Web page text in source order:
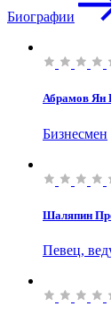
Биографии
Абрамов Ян
Бизнесмен
Шаляпин
Певец,